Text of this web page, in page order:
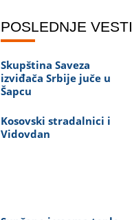
POSLEDNJE VESTI
Skupština Saveza
izviđača Srbije juče u
Šapcu
Kosovski stradalnici i
Vidovdan